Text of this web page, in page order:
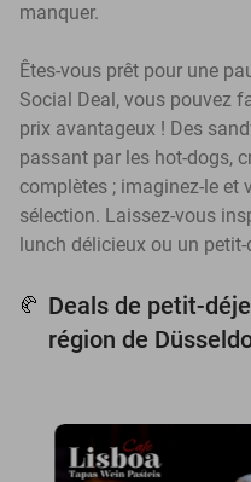
manquer.
Êtes-vous prêt pour une
Social Deal, vous pouvez
prix avantageux ! Des
passant par les hot-dogs,
complètes ; imaginez-le et
sélection. Laissez-vous
lunch délicieux ou un
🥐 Deals de petit-
région de